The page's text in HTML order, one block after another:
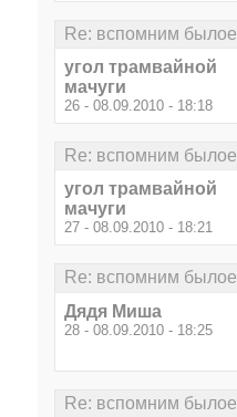
Re: вспомним былое
угол трамвайной
мачуги
26 - 08.09.2010 - 18:18
Re: вспомним былое
угол трамвайной
мачуги
27 - 08.09.2010 - 18:21
Re: вспомним былое
Дядя Миша
28 - 08.09.2010 - 18:25
Re: вспомним былое